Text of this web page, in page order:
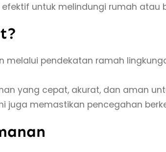
b
s
m
untuk melindungi rumah atau
melalui pendekatan ramah
yang cepat, akurat, dan aman
juga memastikan pencegahan